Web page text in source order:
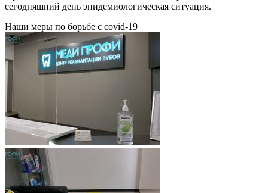
сегодняшний день эпидемиологическая ситуация.
Наши меры по борьбе с covid-19